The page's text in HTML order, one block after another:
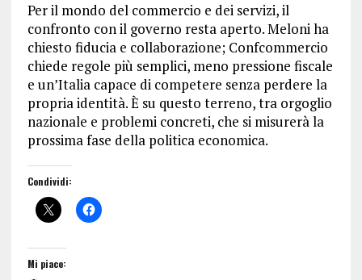
Per il mondo del commercio e dei servizi, il
confronto con il governo resta aperto. Meloni ha
chiesto fiducia e collaborazione; Confcommercio
chiede regole più semplici, meno pressione fiscale
e un’Italia capace di competere senza perdere la
propria identità. È su questo terreno, tra orgoglio
nazionale e problemi concreti, che si misurerà la
prossima fase della politica economica.
Condividi:
Mi piace: